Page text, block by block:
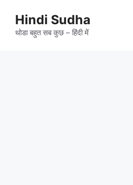
contentHindi Sudha
थोडा बहुत सब कुछ – हिंदी में